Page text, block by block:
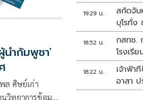
นำกัมพูชา'
ล ศิษย์เก่า
วิทยาการข้อมูล
19:29 น.
สกัดจับ
บุโรทั่ง
18:52 น.
กสทช.
โรงเรี
เสี่ยงเ
18:22 น.
เจ้าฟ้า
อาสา
ประชาช